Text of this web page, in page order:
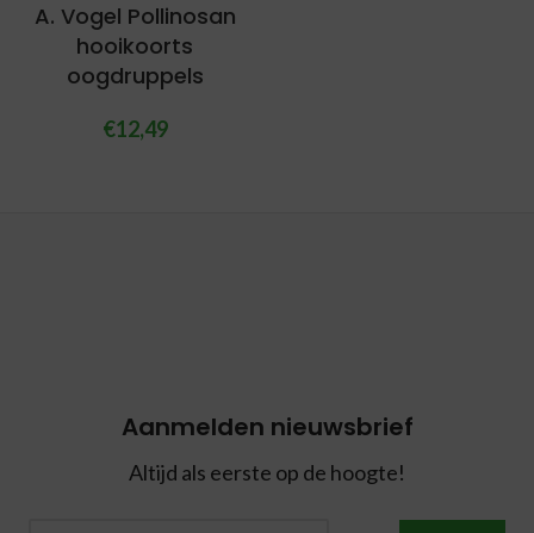
A. Vogel Pollinosan
hooikoorts
oogdruppels
€12,49
Aanmelden nieuwsbrief
Altijd als eerste op de hoogte!